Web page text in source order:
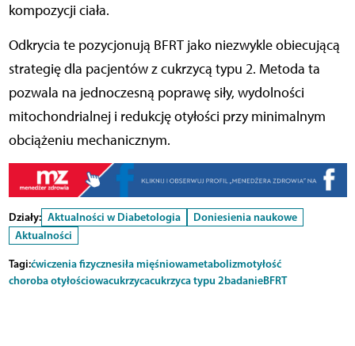
kompozycji ciała.
Odkrycia te pozycjonują BFRT jako niezwykle obiecującą
strategię dla pacjentów z cukrzycą typu 2. Metoda ta
pozwala na jednoczesną poprawę siły, wydolności
mitochondrialnej i redukcję otyłości przy minimalnym
obciążeniu mechanicznym.
Działy: Aktualności w Diabetologia
Doniesienia naukowe
Aktualności
Tagi:ćwiczenia fizycznesiła mięśniowametabolizmotyłość
choroba otyłościowacukrzycacukrzyca typu 2badanieBFRT